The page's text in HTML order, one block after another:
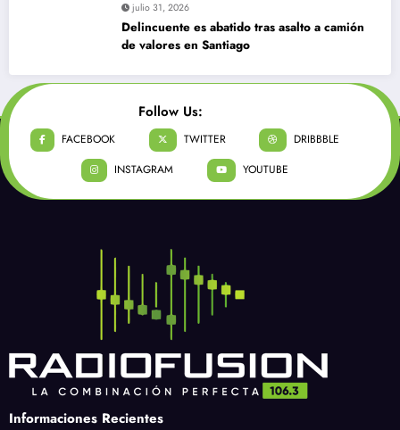
julio 31, 2026
Delincuente es abatido tras asalto a camión
de valores en Santiago
Follow Us:
FACEBOOK TWITTER
DRIBBBLE
INSTAGRAM
YOUTUBE
Informaciones Recientes